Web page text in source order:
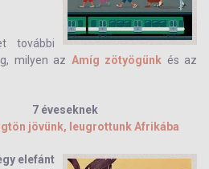
további
milyen az Amíg zötyögünk és az
7 éveseknek
jövünk, leugrottunk Afrikába
elefánt